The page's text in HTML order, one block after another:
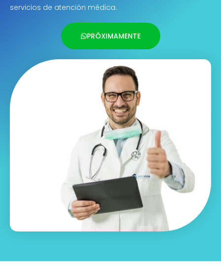
servicios de atención médica.
PRÓXIMAMENTE